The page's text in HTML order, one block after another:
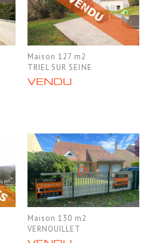
Maison 127 m2
TRIEL SUR SEINE
VENDU
Maison 130 m2
VERNOUILLET